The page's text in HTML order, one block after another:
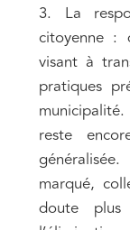
3. La
citoyenne :
visant à
pratiques
reste
marqué,
doute